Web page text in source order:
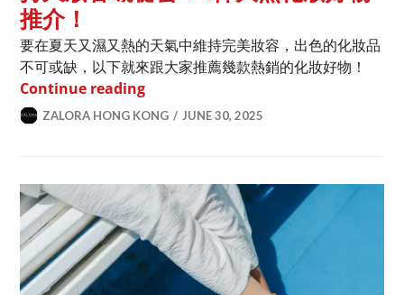
推介！
要在夏天又濕又熱的天氣中維持完美妝容，出色的化妝品
不可或缺，以下就來跟大家推薦幾款熱銷的化妝好物！
Continue reading持久妝容嘅秘密！4件大熱化妝好物推介
ZALORA HONG KONG JUNE 30, 2025